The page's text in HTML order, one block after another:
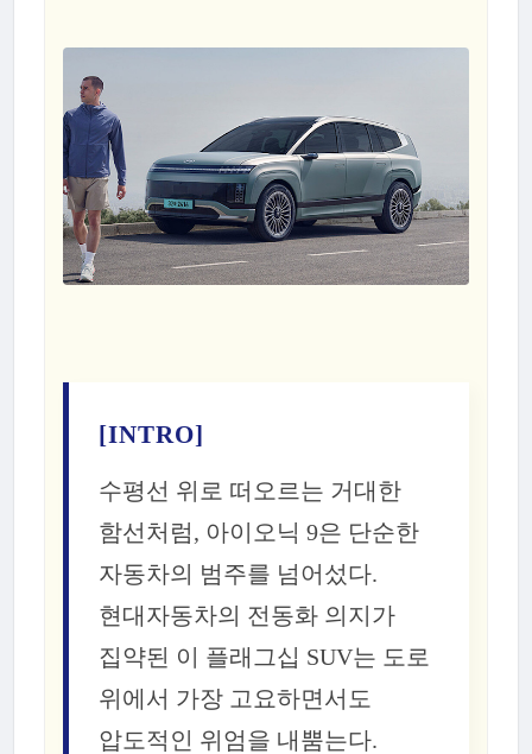
[INTRO]
수평선 위로 떠오르는 거대한
함선처럼, 아이오닉 9은 단순한
자동차의 범주를 넘어섰다.
현대자동차의 전동화 의지가
집약된 이 플래그십 SUV는 도로
위에서 가장 고요하면서도
압도적인 위엄을 내뿜는다.